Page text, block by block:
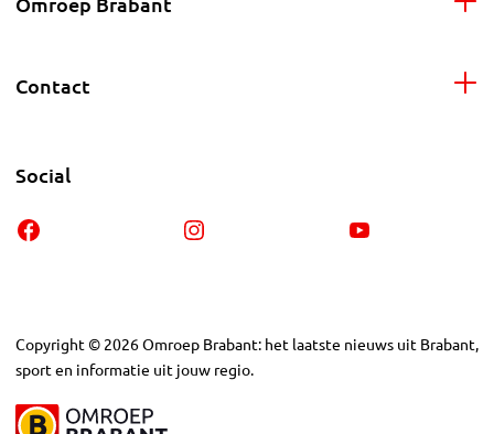
Contact
Social
Copyright © 2026Omroep Brabant: het laatste nieuws uit Brabant,
sport en informatie uit jouw regio.